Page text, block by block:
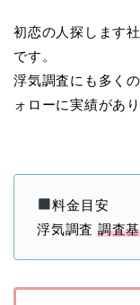
初恋の人探します
です。
浮気調査にも多く
ォローに実績があり
料金目安
浮気調査 調査